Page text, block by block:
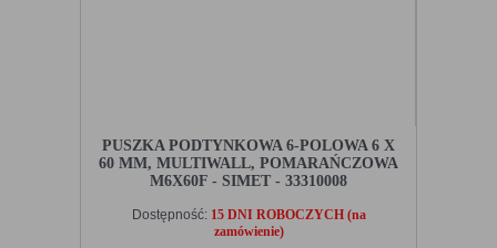
PUSZKA PODTYNKOWA 6-POLOWA 6 X
60 MM, MULTIWALL, POMARAŃCZOWA
M6X60F - SIMET - 33310008
Dostępność: 15 DNI ROBOCZYCH (na
zamówienie)